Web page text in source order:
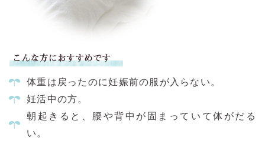
体重は戻ったのに妊娠前の服が入らない。
妊活中の方。
朝起きると、腰や背中が固まっていて体がだる
い。